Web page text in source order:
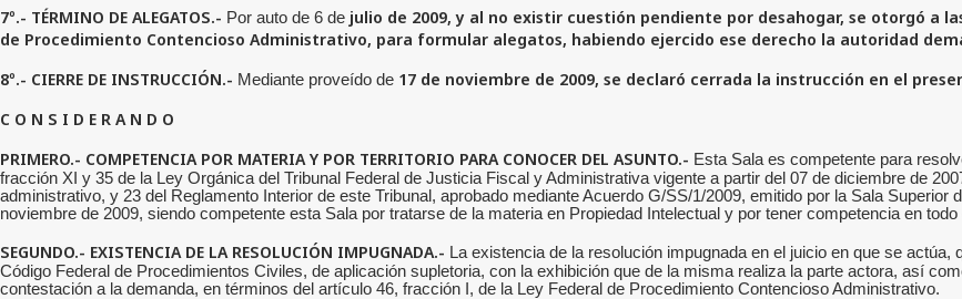
7º.- TÉRMINO DE ALEGATOS.- Por auto de 6 de julio de 2009, y al no existir cuestión pendiente por desahogar, se otorgó a
de Procedimiento Contencioso Administrativo, para formular alegatos, habiendo ejercido ese derecho la autoridad
8º.- CIERRE DE INSTRUCCIÓN.- Mediante proveído de 17 de noviembre de 2009, se declaró cerrada la instrucción en el
C O N S I D E R A N D O
PRIMERO.- COMPETENCIA POR MATERIA Y POR TERRITORIO PARA CONOCER DEL ASUNTO.- Esta Sala es competente para
fracción XI y 35 de la Ley Orgánica del Tribunal Federal de Justicia Fiscal y Administrativa vigente a partir del 07 de diciembre de
administrativo, y 23 del Reglamento Interior de este Tribunal, aprobado mediante Acuerdo G/SS/1/2009, emitido por la Sala
noviembre de 2009, siendo competente esta Sala por tratarse de la materia en Propiedad Intelectual y por tener competencia en todo
SEGUNDO.- EXISTENCIA DE LA RESOLUCIÓN IMPUGNADA.- La existencia de la resolución impugnada en el juicio en que se
Código Federal de Procedimientos Civiles, de aplicación supletoria, con la exhibición que de la misma realiza la parte actora, así
contestación a la demanda, en términos del artículo 46, fracción I, de la Ley Federal de Procedimiento Contencioso Administrativo.